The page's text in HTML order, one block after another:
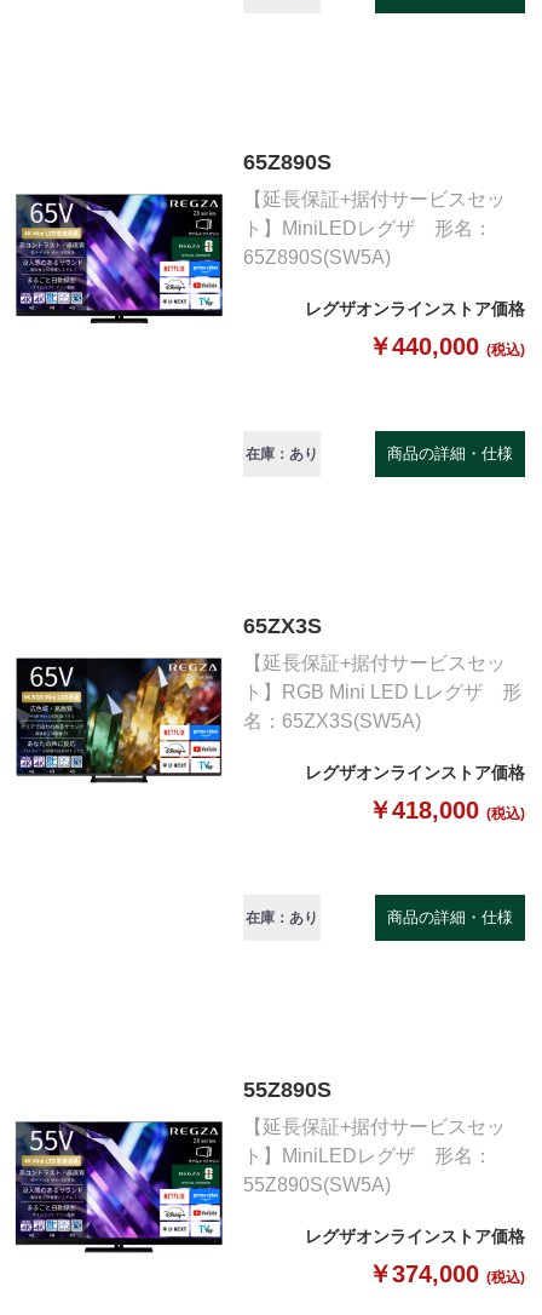
65Z890S
【延長保証+据付サービスセッ
ト】MiniLEDレグザ 形名：
65Z890S(SW5A)
レグザオンラインストア価格
￥440,000 (税込)
在庫：あり 商品の詳細・仕様
65ZX3S
【延長保証+据付サービスセッ
ト】RGB Mini LED Lレグザ 形
名：65ZX3S(SW5A)
レグザオンラインストア価格
￥418,000 (税込)
在庫：あり 商品の詳細・仕様
55Z890S
【延長保証+据付サービスセッ
ト】MiniLEDレグザ 形名：
55Z890S(SW5A)
レグザオンラインストア価格
￥374,000 (税込)